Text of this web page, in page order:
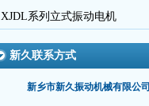
XJDL系列立式振动电机
新久联系方式
新乡市新久振动机械有限公司